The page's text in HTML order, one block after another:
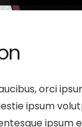
orci
ipsum
ipsum